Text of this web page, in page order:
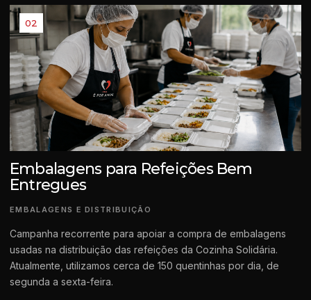
02
Embalagens para Refeições Bem
Entregues
EMBALAGENS E DISTRIBUIÇÃO
Campanha recorrente para apoiar a compra de embalagens
usadas na distribuição das refeições da Cozinha Solidária.
Atualmente, utilizamos cerca de 150 quentinhas por dia, de
segunda a sexta-feira.